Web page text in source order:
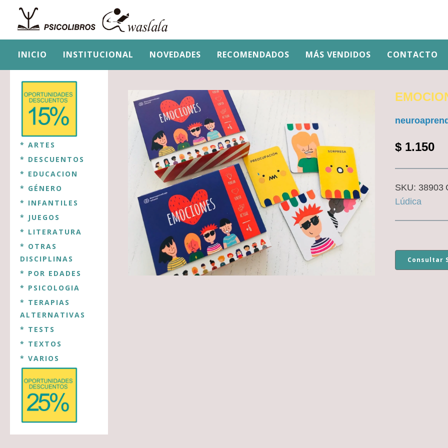
INICIO INSTITUCIONAL NOVEDADES RECOMENDADOS MÁS VENDIDOS CONTACTO
* ARTES
* DESCUENTOS
* EDUCACION
* GÉNERO
* INFANTILES
* JUEGOS
* LITERATURA
* OTRAS
DISCIPLINAS
* POR EDADES
* PSICOLOGIA
* TERAPIAS
ALTERNATIVAS
* TESTS
* TEXTOS
* VARIOS
$1.150
SKU: 38903
Lúdica
Consultar